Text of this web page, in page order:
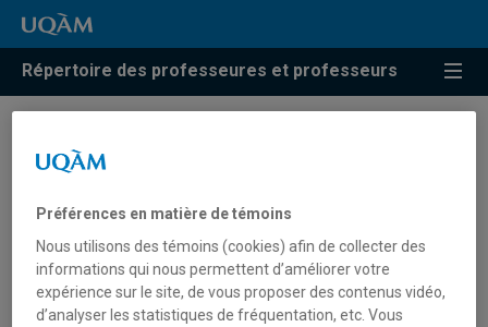
Répertoire des professeures et professeurs
Préférences en matière de témoins
Nous utilisons des témoins (cookies) afin de collecter des
informations qui nous permettent d’améliorer votre
expérience sur le site, de vous proposer des contenus vidéo,
d’analyser les statistiques de fréquentation, etc. Vous